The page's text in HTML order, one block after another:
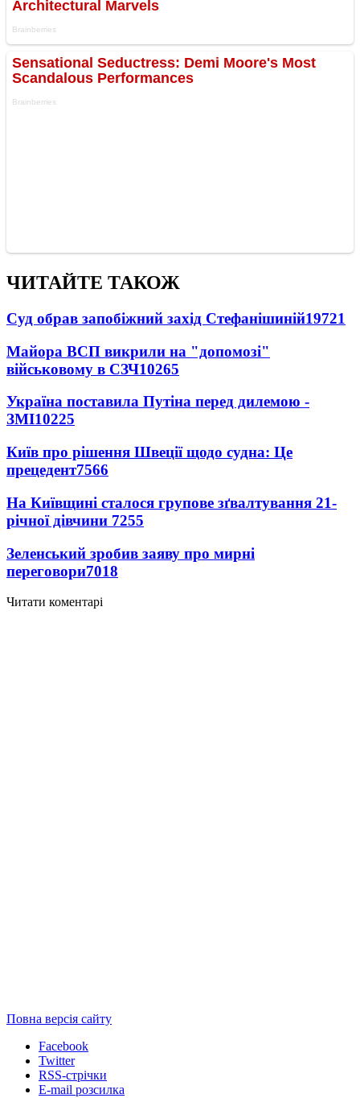
ЧИТАЙТЕ ТАКОЖ
Суд обрав запобіжний захід Стефанішиній19721
Майора ВСП викрили на "допомозі"
військовому в СЗЧ10265
Україна поставила Путіна перед дилемою -
ЗМІ10225
Київ про рішення Швеції щодо судна: Це
прецедент7566
На Київщині сталося групове зґвалтування 21-
річної дівчини 7255
Зеленський зробив заяву про мирні
переговори7018
Читати коментарі
Повна версія сайту
Facebook
Twitter
RSS-стрічки
E-mail розсилка